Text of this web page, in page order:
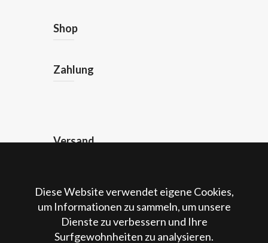
Shop
Zahlung
Versand
Impressum
AGB
Diese Website verwendet eigene Cookies,
um Informationen zu sammeln, um unsere
Dienste zu verbessern und Ihre
Surfgewohnheiten zu analysieren.